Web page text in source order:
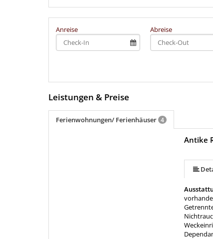
Anreise Abreise
Leistungen & Preise
Ferienwohnungen/ Ferienhäuser 4
Antike